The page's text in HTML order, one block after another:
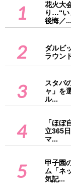
1
花火大
り…“い
後悔／...
2
ダルビ
ラウン
3
スタバ
ャ」を
ル...
4
「ほぼ
立365
マ...
5
甲子園
ム「ネ
気記...